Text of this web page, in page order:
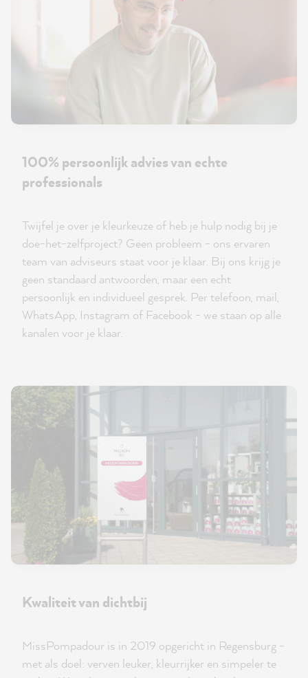
100% persoonlijk advies van echte
professionals
Twijfel je over je kleurkeuze of heb je hulp nodig bij je
doe-het-zelfproject? Geen probleem - ons ervaren
team van adviseurs staat voor je klaar. Bij ons krijg je
geen standaard antwoorden, maar een echt
persoonlijk en individueel gesprek. Per telefoon, mail,
WhatsApp, Instagram of Facebook - we staan op alle
kanalen voor je klaar.
Kwaliteit van dichtbij
MissPompadour is in 2019 opgericht in Regensburg -
met als doel: verven leuker, kleurrijker en simpeler te